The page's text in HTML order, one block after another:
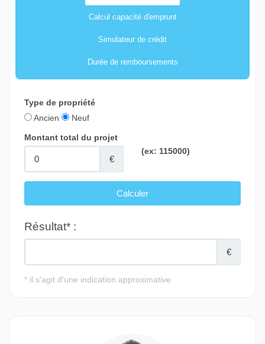
Calcul capacité d'emprunt
Simulateur de crédit
Durée de remboursements